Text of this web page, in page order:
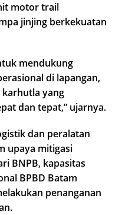
motor trail
jinjing berkekuatan
mendukung
di lapangan,
yang
dan tepat,” ujarnya.
dan peralatan
upaya mitigasi
BNPB, kapasitas
BPBD Batam
penanganan